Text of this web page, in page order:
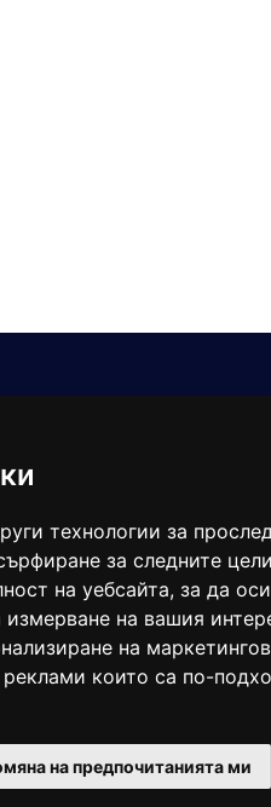
технологии за
за следните
на уебсайта, за да
измерване на вашия
на
реклами които са по-
на предпочитанията ми
4722.